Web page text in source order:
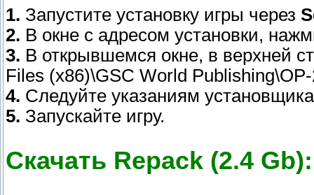
1. Запустите установку игры через
2. В окне с адресом установки,
3. В открывшемся окне, в верхней
Files (x86)\GSC World
4. Следуйте указаниям
5. Запускайте игру.
Скачать Repack (2.4 Gb):